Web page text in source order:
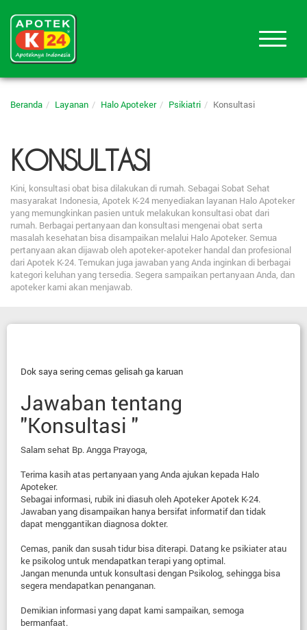
Beranda Layanan Halo Apoteker Psikiatri Konsultasi
KONSULTASI
Kini, konsultasi obat bisa dilakukan di rumah. Sebagai Sobat Sehat
masyarakat Indonesia, Apotek K-24 menyediakan layanan Halo Apoteker
yang memungkinkan pasien untuk melakukan konsultasi obat dari
rumah. Berbagai pertanyaan dan konsultasi mengenai obat serta
masalah kesehatan bisa disampaikan melalui Halo Apoteker. Semua
pertanyaan akan dijawab oleh apoteker-apoteker handal dan profesional
dari Apotek K-24. Temukan juga jawaban yang Anda inginkan di berbagai
kategori keluhan yang tersedia. Segera sampaikan pertanyaan Anda, dan
apoteker kami akan menjawab.
Dok saya sering cemas gelisah ga karuan
Jawaban tentang
"Konsultasi "
Salam sehat Bp. Angga Prayoga,
Terima kasih atas pertanyaan yang Anda ajukan kepada Halo
Apoteker.
Sebagai informasi, rubik ini diasuh oleh Apoteker Apotek K-24.
Jawaban yang disampaikan hanya bersifat informatif dan tidak
dapat menggantikan diagnosa dokter.
Cemas, panik dan susah tidur bisa diterapi. Datang ke psikiater atau
ke psikolog untuk mendapatkan terapi yang optimal.
Jangan menunda untuk konsultasi dengan Psikolog, sehingga bisa
segera mendapatkan penanganan.
Demikian informasi yang dapat kami sampaikan, semoga
bermanfaat.